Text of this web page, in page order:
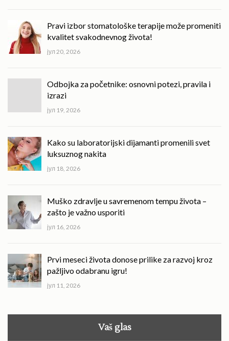
Pravi izbor stomatološke terapije može promeniti
kvalitet svakodnevnog života!
јул 20, 2026
Odbojka za početnike: osnovni potezi, pravila i
izrazi
јул 19, 2026
Kako su laboratorijski dijamanti promenili svet
luksuznog nakita
јул 18, 2026
Muško zdravlje u savremenom tempu života –
zašto je važno usporiti
јул 16, 2026
Prvi meseci života donose prilike za razvoj kroz
pažljivo odabranu igru!
јул 11, 2026
Vaš glas